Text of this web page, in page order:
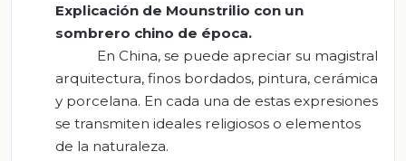
Explicación de Mounstrilio con un
sombrero chino de época.
En China, se puede apreciar su magistral
arquitectura, finos bordados, pintura, cerámica
y porcelana. En cada una de estas expresiones
se transmiten ideales religiosos o elementos
de la naturaleza.